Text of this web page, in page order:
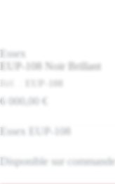
EUP-108 Noir Brillant
Essex
6 000,00 €
Essex EUP-108
Disponible sur commande